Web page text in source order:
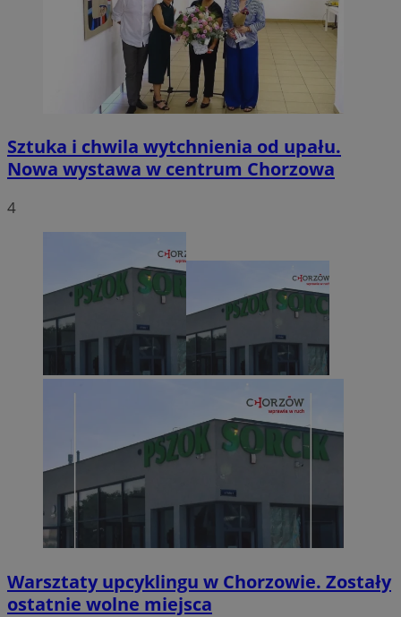
Sztuka i chwila wytchnienia od upału.
Nowa wystawa w centrum Chorzowa
4
Warsztaty upcyklingu w Chorzowie. Zostały
ostatnie wolne miejsca